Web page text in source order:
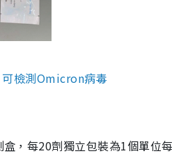
檢測Omicron病毒
，每20劑獨立包裝為1個單位